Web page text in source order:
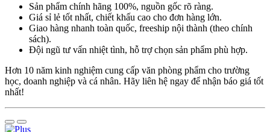
Sản phẩm chính hãng 100%, nguồn gốc rõ ràng.
Giá sỉ lẻ tốt nhất, chiết khấu cao cho đơn hàng lớn.
Giao hàng nhanh toàn quốc, freeship nội thành (theo chính
sách).
Đội ngũ tư vấn nhiệt tình, hỗ trợ chọn sản phẩm phù hợp.
Hơn 10 năm kinh nghiệm cung cấp văn phòng phẩm cho trường
học, doanh nghiệp và cá nhân. Hãy liên hệ ngay để nhận báo giá tốt
nhất!